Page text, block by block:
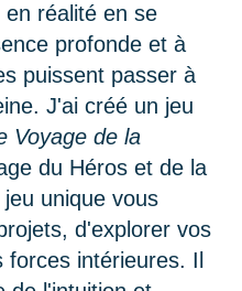
réalité en se
profonde et à
puissent passer à
J'ai créé un jeu
Voyage de la
du Héros et de la
unique vous
d'explorer vos
intérieures. Il